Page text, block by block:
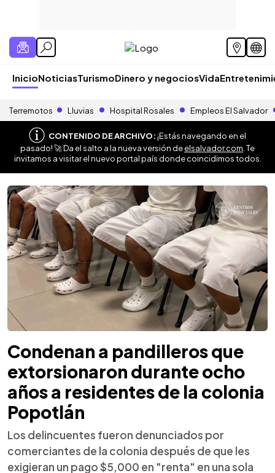
InicioNoticiasTurismoDinero y negociosVida
Terremotos Lluvias Hospital Rosales Empleos El Salvador
CONTENIDO DE ARCHIVO:¡Estás navegando en el
pasado! 🚀 Da el salto a la nueva versión deelsalvador.com . Te
invitamos a visitar el nuevo portal país donde coincidimos todos.
Condenan a pandilleros que
extorsionaron durante ocho
años a residentes de la colonia
Popotlán
Los delincuentes fueron denunciados por
comerciantes de la colonia después de que les
exigieran un pago $5,000 en "renta" en una sola